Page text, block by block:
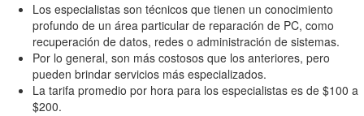
Los especialistas son técnicos que tienen un conocimiento
profundo de un área particular de reparación de PC, como
recuperación de datos, redes o administración de sistemas.
Por lo general, son más costosos que los anteriores, pero
pueden brindar servicios más especializados.
La tarifa promedio por hora para los especialistas es de $100 a
$200.